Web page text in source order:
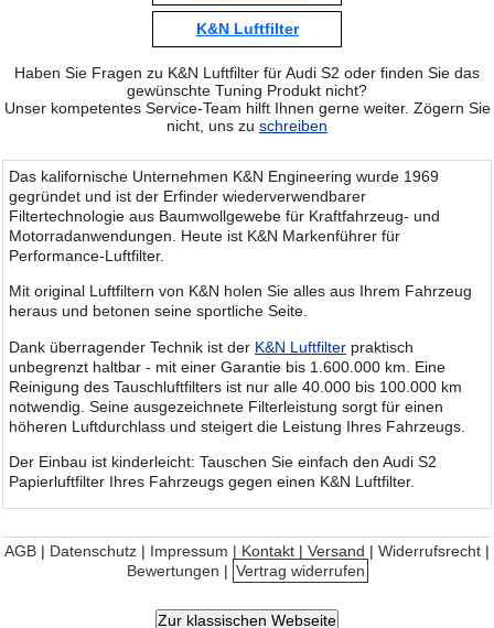
K&N Luftfilter
Haben Sie Fragen zu K&N Luftfilter für Audi S2 oder finden Sie das
gewünschte Tuning Produkt nicht?
Unser kompetentes Service-Team hilft Ihnen gerne weiter. Zögern Sie
nicht, uns zu schreiben
Das kalifornische Unternehmen K&N Engineering wurde 1969
gegründet und ist der Erfinder wiederverwendbarer
Filtertechnologie aus Baumwollgewebe für Kraftfahrzeug- und
Motorradanwendungen. Heute ist K&N Markenführer für
Performance-Luftfilter.
Mit original Luftfiltern von K&N holen Sie alles aus Ihrem Fahrzeug
heraus und betonen seine sportliche Seite.
Dank überragender Technik ist der K&N Luftfilter praktisch
unbegrenzt haltbar - mit einer Garantie bis 1.600.000 km. Eine
Reinigung des Tauschluftfilters ist nur alle 40.000 bis 100.000 km
notwendig. Seine ausgezeichnete Filterleistung sorgt für einen
höheren Luftdurchlass und steigert die Leistung Ihres Fahrzeugs.
Der Einbau ist kinderleicht: Tauschen Sie einfach den Audi S2
Papierluftfilter Ihres Fahrzeugs gegen einen K&N Luftfilter.
AGB | Datenschutz | Impressum | Kontakt | Versand | Widerrufsrecht |
Bewertungen | Vertrag widerrufen